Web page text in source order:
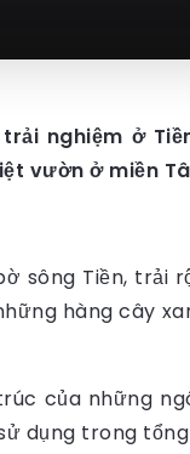
nghiệm ở
vườn ở miền
sông Tiền, trải
hàng cây
của những
dụng trong